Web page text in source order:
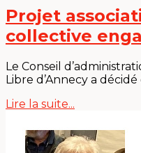
Projet
collective
Le Conseil
Libre d’Annecy a décidé
Lire la suite...